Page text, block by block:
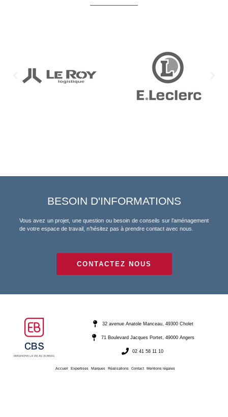
BESOIN D'INFORMATIONS
Vous avez un projet, une question ou besoin de conseils sur l’aménagement
de votre espace de travail, n’hésitez pas à prendre contact avec nous.
CONTACTEZ NOUS
32 avenue Anatole Manceau, 49300 Cholet
71 Boulevard Jacques Portet, 49000 Angers
02 41 58 11 10
Accueil Expertises Marques Réalisations Contact Mentions légales